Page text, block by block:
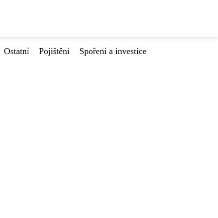
Ostatní Pojištění Spoření a investice